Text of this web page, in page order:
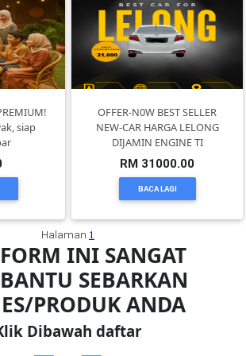
siap
OFFER-N0W BEST SELLER
NEW-CAR HARGA LELONG
DIJAMIN ENGINE TI
RM 31000.00
BACA LAGI
Halaman 1
INI SANGAT
SEBARKAN
PRODUK ANDA
Dibawah daftar